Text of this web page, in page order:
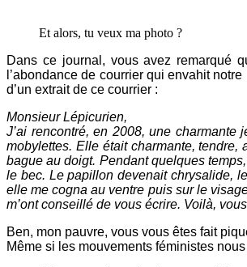
Et alors, tu veux ma photo ?
Dans ce journal, vous avez remarqué
l’abondance de courrier qui envahit
d’un extrait de ce courrier :
Monsieur Lépicurien,
J’ai rencontré, en 2008, une
mobylettes. Elle était charmante,
bague au doigt. Pendant quelques
le bec. Le papillon devenait chrysalide,
elle me cogna au ventre puis sur le
m’ont conseillé de vous écrire. Voilà,
Ben, mon pauvre, vous vous êtes fait
Même si les mouvements féministes